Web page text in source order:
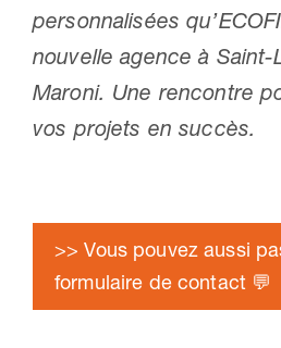
personnalisées
nouvelle agence à
Maroni. Une rencontre
vos projets en succès.
>> Vous pouvez aussi
formulaire de contact 💬